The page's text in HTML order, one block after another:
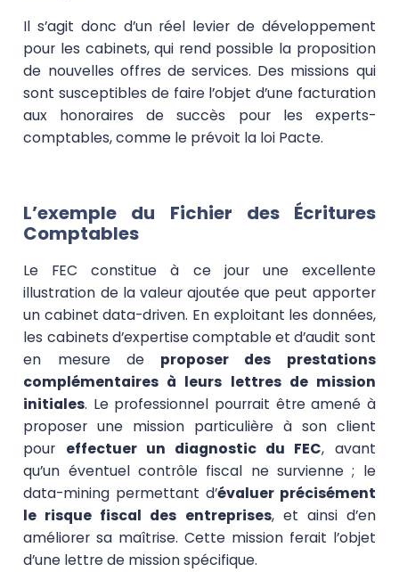
Il s’agit donc d’un réel levier de développement
pour les cabinets, qui rend possible la proposition
de nouvelles offres de services. Des missions qui
sont susceptibles de faire l’objet d’une facturation
aux honoraires de succès
pour les experts-
comptables, comme le prévoit la loi Pacte.
L’exemple du Fichier des Écritures
Comptables
Le FEC constitue à ce jour une excellente
illustration de la valeur ajoutée que peut apporter
un cabinet data-driven. En exploitant les données,
les cabinets d’expertise comptable et d’audit sont
en mesure de
proposer des prestations
complémentaires à leurs lettres de mission
initiales. Le professionnel pourrait être amené à
proposer une mission particulière à son client
pour effectuer un diagnostic du FEC, avant
qu’un éventuel contrôle fiscal ne survienne ; le
data-mining permettant d’évaluer précisément
le risque fiscal des entreprises, et ainsi d’en
améliorer sa maîtrise. Cette mission ferait l’objet
d’une lettre de mission spécifique.